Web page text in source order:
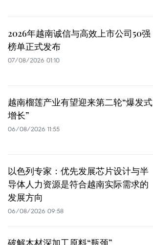
2026年越南诚信与高效上市公司50强
榜单正式发布
07/08/2026 01:10
越南榴莲产业有望迎来第二轮“爆发式
增长”
06/08/2026 11:55
以色列专家：优先发展芯片设计与半
导体人力资源是符合越南实际需求的
发展方向
06/08/2026 09:58